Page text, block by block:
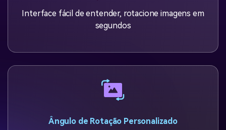
Interface fácil de entender, rotacione imagens em
segundos
Ângulo de Rotação Personalizado